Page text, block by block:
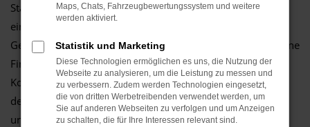
Standort in Mönchengladbach, wo wir Ihnen durchgehend
eine solide Auswahl an Fahrzeugen präsentieren können.
Gerne sind wir bereit, beim Kauf eines Tesla für Bremen eine
Finanzierung anzubieten. Unser Zinssätze bzw. die
Konditionen unseres Partners tragen oftmals eine „0“ vor
dem Komma und sorgen dafür, dass Sie ohne viel Zögern
und überflüssige Wartezeiten in Ihren Tesla einsteigen
Maps, Chats, Fahrzeugbewertungssystem und weitere
werden aktiviert.
Statistik und Marketing
Diese Technologien ermöglichen es uns, die Nutzung der
Webseite zu analysieren, um die Leistung zu messen und
zu verbessern. Zudem werden Technologien eingesetzt,
die von dritten Werbetreibenden verwendet werden, um
Sie auf anderen Webseiten zu verfolgen und um Anzeigen
zu schalten, die für Ihre Interessen relevant sind.